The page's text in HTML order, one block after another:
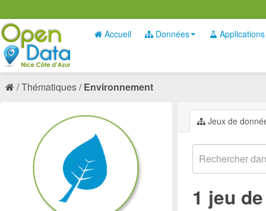
Accueil Données Applications
Thématiques Environnement
Jeux de
1 jeu